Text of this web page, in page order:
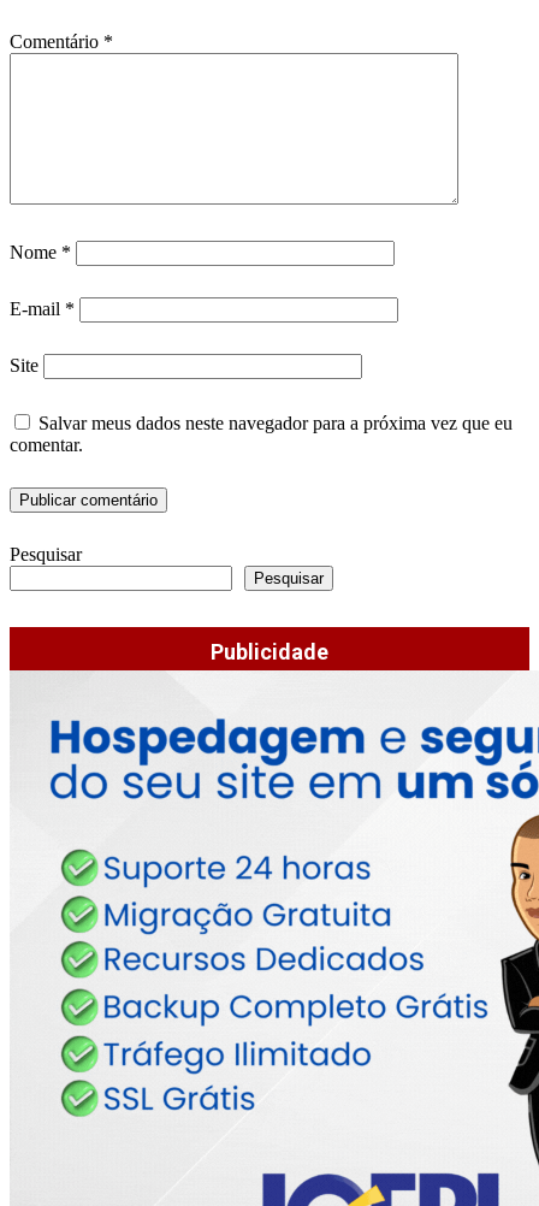
Comentário *
Nome *
E-mail *
Site
Salvar meus dados neste navegador para a próxima vez que eu
comentar.
Pesquisar
Pesquisar
Publicidade